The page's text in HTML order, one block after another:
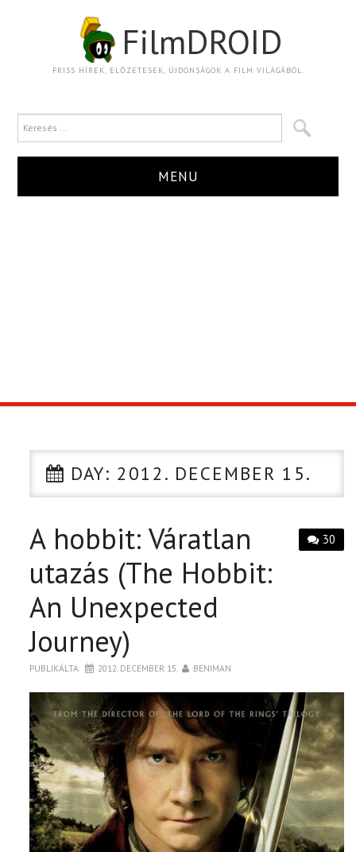
FilmDROID
FRISS HÍREK, ELŐZETESEK, ÚJDONSÁGOK A FILM VILÁGÁBÓL.
MENU
CIKK
PÓLÓ RENDELÉS
DAY: 2012. DECEMBER 15.
30
A hobbit: Váratlan
utazás (The Hobbit:
An Unexpected
Journey)
PUBLIKÁLTA 2012. DECEMBER 15. BENIMAN